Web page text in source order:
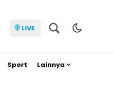
LIVE
Sport Lainnya